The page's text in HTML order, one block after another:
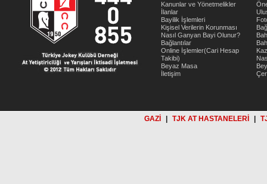
Kanunlar ve Yönetmelikler
İlanlar
Bayilik İşlemleri
Kişisel Verilerin Korunması
Nasıl Ganyan Bayi Olunur?
Bağlantılar
Online İşlemler(Cari Hesap
Takibi)
Beyaz Masa
İletişim
GAZİ TJK AT HASTANELERİ